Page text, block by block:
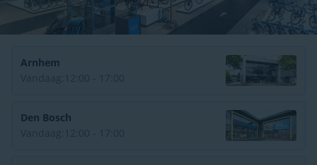
Arnhem
Den Bosch